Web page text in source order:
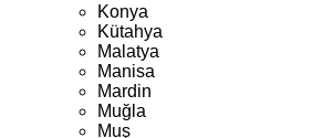
Konya
Kütahya
Malatya
Manisa
Mardin
Muğla
Muş